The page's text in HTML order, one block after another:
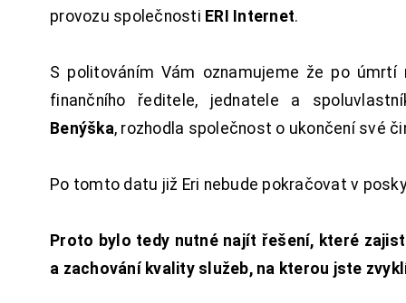
provozu společnosti ERI Internet.
S politováním Vám oznamujeme že po úmrtí
finančního ředitele, jednatele a
Benýška, rozhodla společnost o ukončení své
Po tomto datu již Eri nebude pokračovat v
Proto bylo tedy nutné najít řešení, které
a zachování kvality služeb, na kterou jste